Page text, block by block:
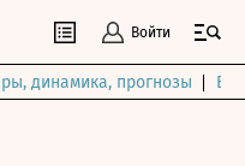
Войти
динамика, прогнозы